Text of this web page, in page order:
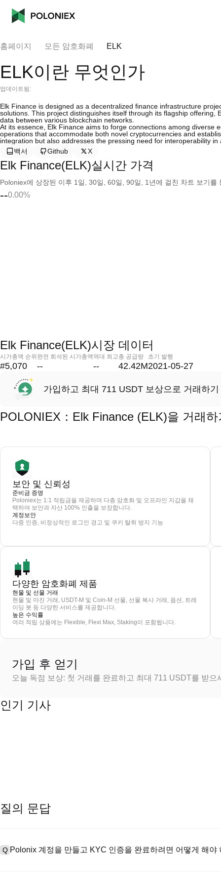
홈페이지 모든 암호화폐 ELK
ELK이란 무엇인가
업데이트됨:
Elk Finance is designed as a decentralized finance infrastructure
solutions. This project distinguishes itself through its flagship
data between various blockchain networks.
At its essence, Elk Finance aims to forge connections among diverse
operations that accommodate both novel cryptocurrencies and
integration but also addresses the pressing need for interoperability
백서
Github X
Elk Finance(ELK)실시간 가격
Poloniex에 상장된 이후 1일, 30일, 60일, 90일, 1년에 걸친 차트 보기
--0.00%
Elk Finance(ELK)시장 데이터
시가총액 순위
#5,070
완전 희석된 시가총액
--
역대 최고
--
총 공급량
42.42M
초기 발행
2021-05-27
가입하고 최대 711 USDT 보상으로 거래하기
POLONIEX：Elk Finance (ELK)을 거래
보안 및 신뢰성
준비금 증명
Poloniex는 1:1 적립금을 제공하며 다층 암호화 및 오프라인 지갑을 채
택하여 보안과 자산 100% 인출을 보장합니다.
계정보안
다중 인증, 비정상적인 로그인 경고 및 쿠키 탈취 방지 기능
다양한 암호화폐 제품
현물 및 선물 거래
현물 및 마진 거래, USDT-M 및 Coin-M 선물, 선물 복사 거래, 옵션, 트레
이딩 봇 등 다양한 서비스를 제공합니다.
높은 수익률
여러 적립 상품에는 Flexible, Flexi Max, Staking이 포함됩니다.
가입 후 얻기
오늘 독점 보상: 첫 거래를 완료하고 최대 711 USDT를 받으
인기 기사
질의 문답
Q Polonix 계정을 만들고 KYC 인증을 완료하려면 어떻게 해야